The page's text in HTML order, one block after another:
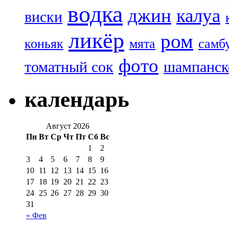
виски водка джин калуа
коньяк ликёр мята ром
томатный сок фото
календарь
Август 2026
Пн Вт Ср Чт Пт Сб Вс
« Фев
1
2
3
4 5 6 7 8
9
10 11 12 13 14 15 16
17 18 19 20 21 22 23
24 25 26 27 28 29 30
31